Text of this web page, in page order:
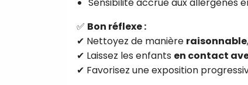
✅ Bon réflexe :
✔ Nettoyez de manière raisonnable
✔ Laissez les enfants en contact
✔ Favorisez une exposition